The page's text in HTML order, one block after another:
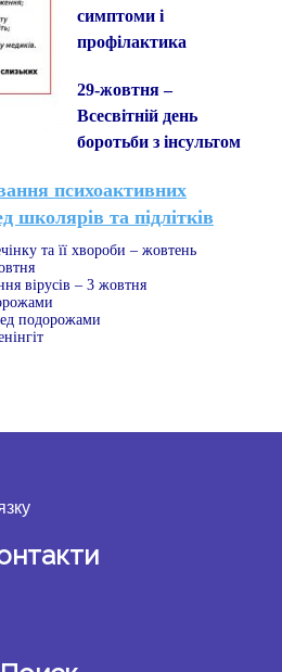
симптоми і
профілактика
29-жовтня –
Всесвітній день
боротьби з інсультом
психоактивних
школярів та підлітків
та її хвороби – жовтень
вірусів – 3 жовтня
подорожами